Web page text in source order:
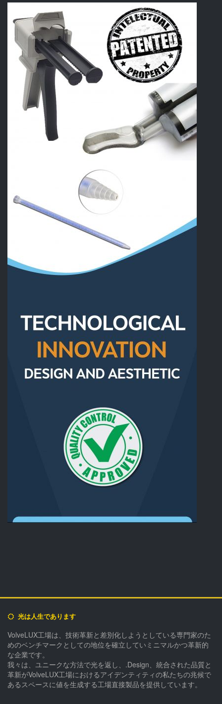
光は人生であります
VolveLUX工場は、技術革新と差別化しようとしている専門家のた
めのベンチマークとしての地位を確立していミニマルかつ革新的
な企業です。
我々は、ユニークな方法で光を返し、.Design、統合された品質と
革新がVolveLUX工場におけるアイデンティティの私たちの兆候で
あるスペースに値を生成する工場直接製品を提供しています。